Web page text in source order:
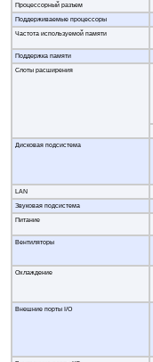
Процессорный разъем
Поддерживаемые процессоры
Частота используемой памяти
Поддержка памяти
Слоты расширения
Дисковая подсистема
LAN
Звуковая подсистема
Питание
Вентиляторы
Охлаждение
Внешние порты I/O